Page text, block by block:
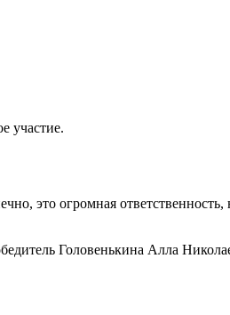
участие.
это огромная
Головенькина Алла